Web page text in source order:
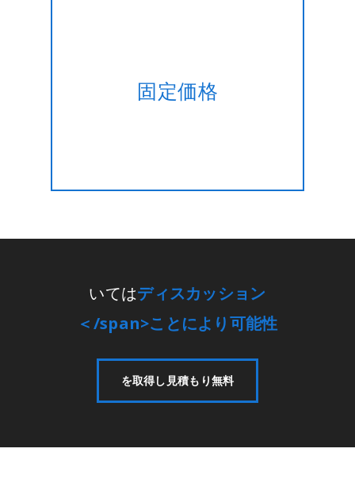
固定価格
を管理すか？ ライティングも可
いてはディスカッション
＜/span>ことにより可能性
を取得し見積もり無料